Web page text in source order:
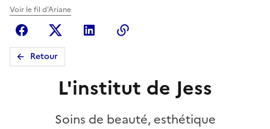
Voir le fil d'Ariane
FacebookX (anciennement Twitter)
Linkedin
Retour
L'institut de Jess
Soins de beauté, esthétique